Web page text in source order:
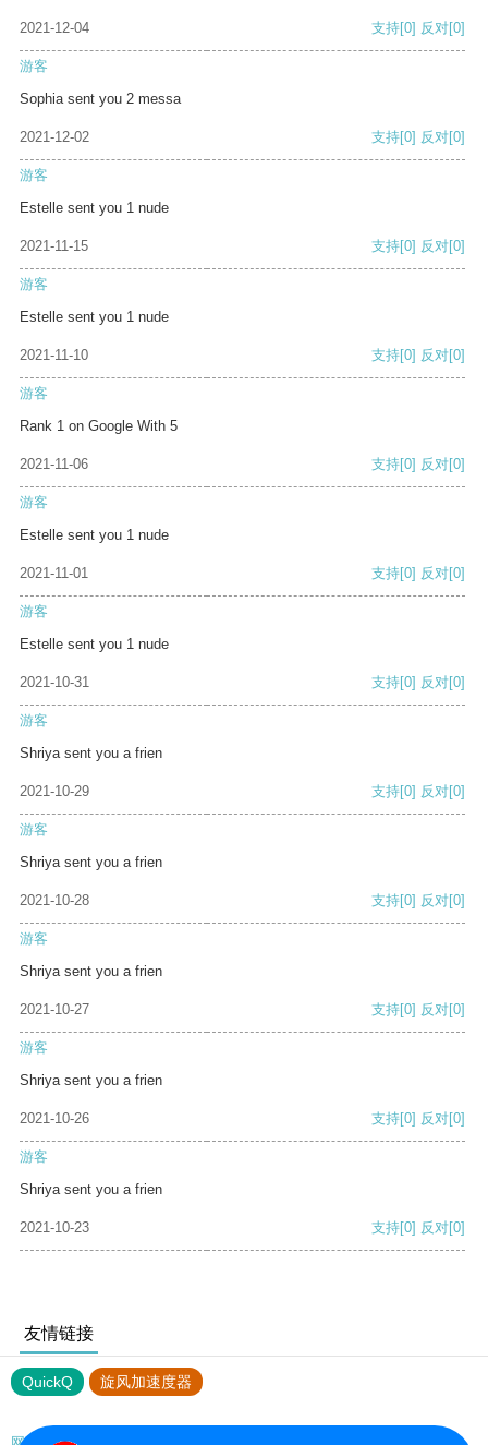
2021-12-04 支持[0] 反对[0]
游客
Sophia sent you 2 messa
2021-12-02 支持[0] 反对[0]
游客
Estelle sent you 1 nude
2021-11-15 支持[0] 反对[0]
游客
Estelle sent you 1 nude
2021-11-10 支持[0] 反对[0]
游客
Rank 1 on Google With 5
2021-11-06 支持[0] 反对[0]
游客
Estelle sent you 1 nude
2021-11-01 支持[0] 反对[0]
游客
Estelle sent you 1 nude
2021-10-31 支持[0] 反对[0]
游客
Shriya sent you a frien
2021-10-29 支持[0] 反对[0]
游客
Shriya sent you a frien
2021-10-28 支持[0] 反对[0]
游客
Shriya sent you a frien
2021-10-27 支持[0] 反对[0]
游客
Shriya sent you a frien
2021-10-26 支持[0] 反对[0]
游客
Shriya sent you a frien
2021-10-23 支持[0] 反对[0]
友情链接
QuickQ 旋风加速度器